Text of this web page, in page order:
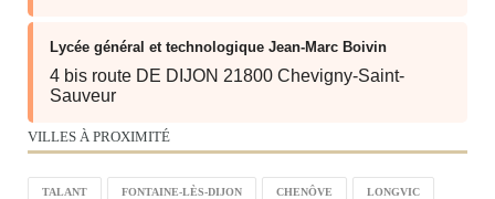
Lycée général et technologique Jean-Marc Boivin
4 bis route DE DIJON 21800 Chevigny-Saint-
Sauveur
VILLES À PROXIMITÉ
TALANT FONTAINE-LÈS-DIJON CHENÔVE LONGVIC